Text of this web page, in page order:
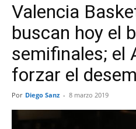
Valencia
buscan hoy el
semifinales; el
forzar el
Por Diego Sanz - 8 marzo 2019